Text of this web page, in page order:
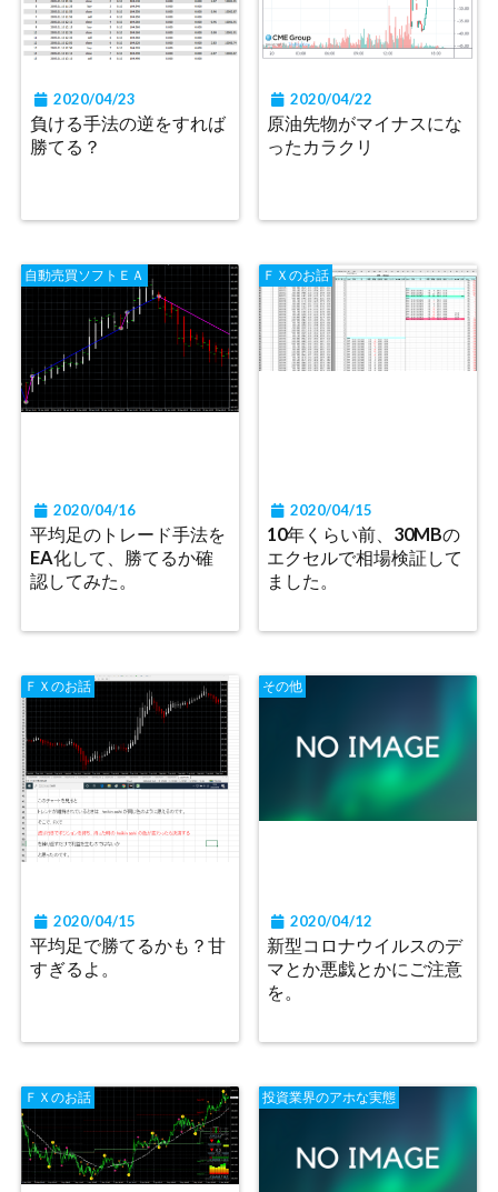
2020/04/23
負ける手法の逆をすれば
勝てる？
2020/04/22
原油先物がマイナスにな
ったカラクリ
自動売買ソフトＥＡ
2020/04/16
平均足のトレード手法を
EA化して、勝てるか確
認してみた。
ＦＸのお話
2020/04/15
10年くらい前、30MBの
エクセルで相場検証して
ました。
ＦＸのお話
2020/04/15
平均足で勝てるかも？甘
すぎるよ。
その他
2020/04/12
新型コロナウイルスのデ
マとか悪戯とかにご注意
を。
ＦＸのお話 投資業界のアホな実態